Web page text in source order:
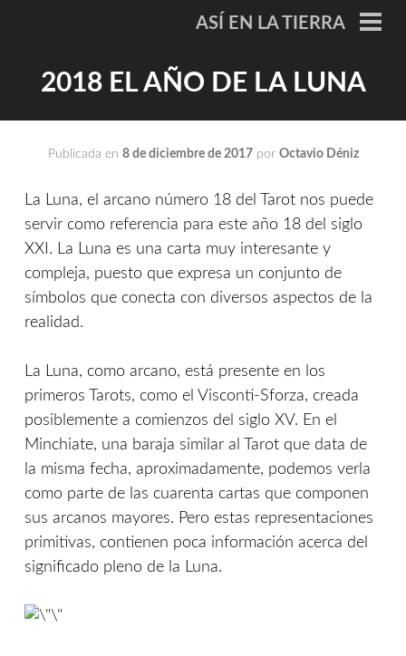
ASÍ EN LA TIERRA
2018 EL AÑO DE LA LUNA
Publicada en 8 de diciembre de 2017 por Octavio Déniz
La Luna, el arcano número 18 del Tarot nos puede
servir como referencia para este año 18 del siglo
XXI. La Luna es una carta muy interesante y
compleja, puesto que expresa un conjunto de
símbolos que conecta con diversos aspectos de la
realidad.
La Luna, como arcano, está presente en los
primeros Tarots, como el Visconti-Sforza, creada
posiblemente a comienzos del siglo XV. En el
Minchiate, una baraja similar al Tarot que data de
la misma fecha, aproximadamente, podemos verla
como parte de las cuarenta cartas que componen
sus arcanos mayores. Pero estas representaciones
primitivas, contienen poca información acerca del
significado pleno de la Luna.